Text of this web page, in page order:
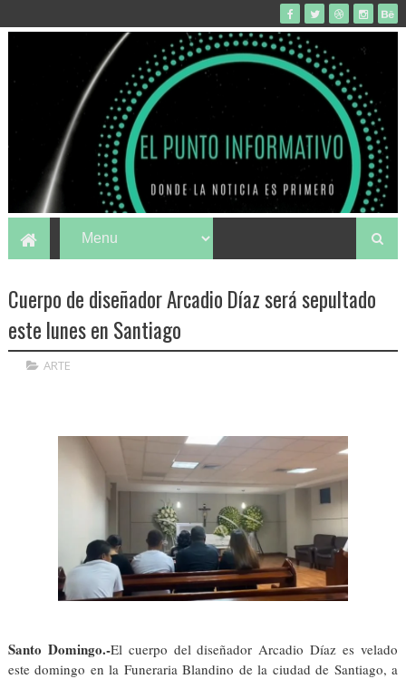
Cuerpo de diseñador Arcadio Díaz será sepultado
este lunes en Santiago
ARTE
Santo Domingo.-El cuerpo del diseñador Arcadio Díaz es velado
este domingo en la Funeraria Blandino de la ciudad de Santiago, a